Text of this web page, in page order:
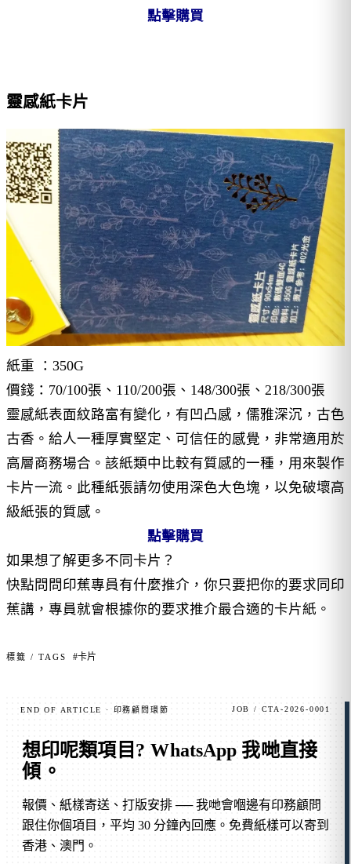
點擊購買
靈感紙卡片
紙重 ：350G
價錢：70/100張、110/200張、148/300張、218/300張
靈感紙表面紋路富有變化，有凹凸感，儒雅深沉，古色
古香。給人一種厚實堅定、可信任的感覺，非常適用於
高層商務場合。該紙類中比較有質感的一種，用來製作
卡片一流。此種紙張請勿使用深色大色塊，以免破壞高
級紙張的質感。
點擊購買
如果想了解更多不同卡片？
快點問問印蕉專員有什麼推介，你只要把你的要求同印
蕉講，專員就會根據你的要求推介最合適的卡片紙。
標籤 / TAGS #卡片
END OF ARTICLE · 印務顧問環節 JOB / CTA-2026-0001
想印呢類項目? WhatsApp 我哋直接
傾 。
報價、紙樣寄送、打版安排 ── 我哋會嗰邊有印務顧問
跟住你個項目，平均 30 分鐘內回應。免費紙樣可以寄到
香港、澳門。